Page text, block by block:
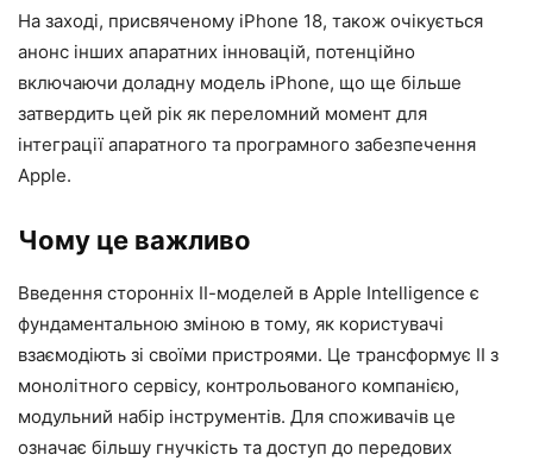
На заході, присвяченому iPhone 18, також очікується
анонс інших апаратних інновацій, потенційно
включаючи доладну модель iPhone, що ще більше
затвердить цей рік як переломний момент для
інтеграції апаратного та програмного забезпечення
Apple.
Чому це важливо
Введення сторонніх ІІ-моделей в Apple Intelligence є
фундаментальною зміною в тому, як користувачі
взаємодіють зі своїми пристроями. Це трансформує ІІ з
монолітного сервісу, контрольованого компанією,
модульний набір інструментів. Для споживачів це
означає більшу гнучкість та доступ до передових